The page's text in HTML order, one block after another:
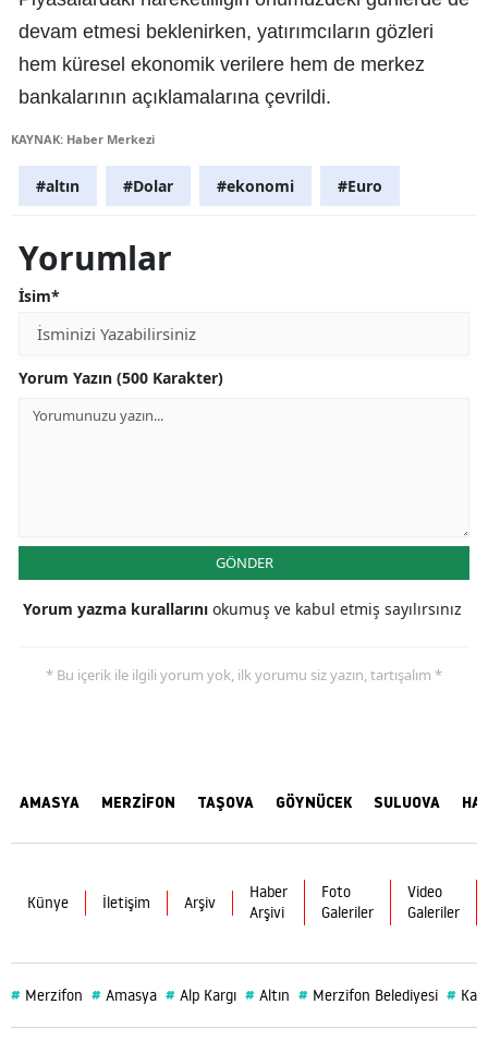
devam etmesi beklenirken, yatırımcıların gözleri
hem küresel ekonomik verilere hem de merkez
bankalarının açıklamalarına çevrildi.
KAYNAK: Haber Merkezi
#altın #Dolar #ekonomi #Euro
Yorumlar
İsim*
Yorum Yazın (500 Karakter)
GÖNDER
Yorum yazma kurallarını okumuş ve kabul etmiş sayılırsınız
* Bu içerik ile ilgili yorum yok, ilk yorumu siz yazın, tartışalım *
AMASYA MERZİFON TAŞOVA GÖYNÜCEK SULUOVA
Künye İletişim Arşiv
Haber
Arşivi
Foto
Galeriler
Video
Galeriler
# Merzifon # Amasya # Alp Kargı # Altın # Merzifon Belediyesi #